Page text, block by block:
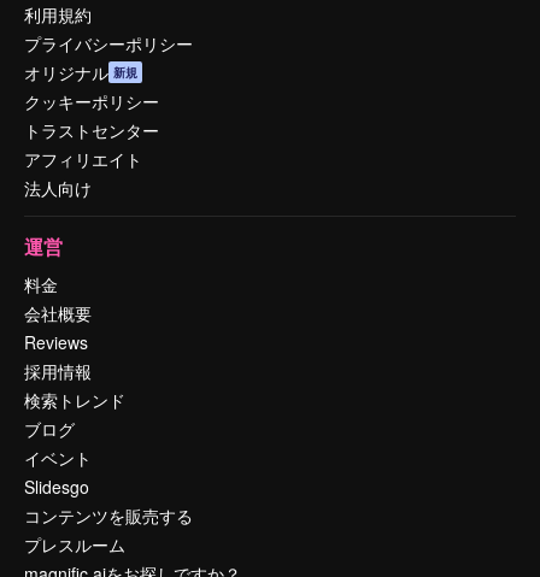
利用規約
プライバシーポリシー
オリジナル 新規
クッキーポリシー
トラストセンター
アフィリエイト
法人向け
運営
料金
会社概要
Reviews
採用情報
検索トレンド
ブログ
イベント
Slidesgo
コンテンツを販売する
プレスルーム